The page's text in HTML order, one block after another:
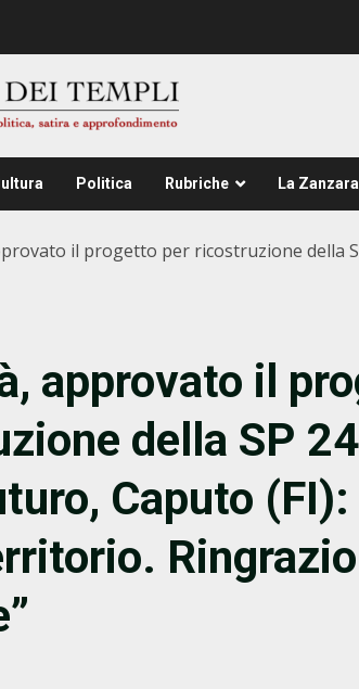
Politica Rubriche La
il progetto per ricostruzione della
approvato il
della SP
Caputo